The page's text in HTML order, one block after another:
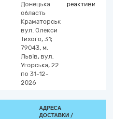
Донецька
область
Краматорськ
вул. Олекси
Тихого, 31;
79043, м.
Львів, вул.
Угорська, 22
по 31-12-
2026
реактиви
АДРЕСА
ДОСТАВКИ /